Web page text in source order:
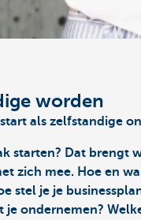
worden
als zelfstandige
starten? Dat brengt
zich mee. Hoe en
stel je je
je ondernemen?